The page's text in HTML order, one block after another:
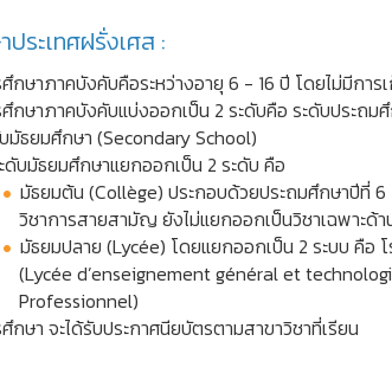
ประเทศฝรั่งเศส :
กษาภาคบังคับคือระหว่างอายุ 6 - 16 ปี โดยไม่มีการ
กษาภาคบังคับแบ่งออกเป็น 2 ระดับคือ ระดับประถ
มัธยมศึกษา (Secondary School)
ดับมัธยมศึกษาแยกออกเป็น 2 ระดับ คือ
มัธยมต้น (Collège) ประกอบด้วยประถมศึกษาปีที่
วิชาการสายสามัญ ยังไม่แยกออกเป็นวิชาเฉพาะด้า
มัธยมปลาย (Lycée) โดยแยกออกเป็น 2 ระบบ คือ
(Lycée d’enseignement général et
Professionnel)
กษา จะได้รับประกาศนียบัตรตามสาขาวิชาที่เรียน